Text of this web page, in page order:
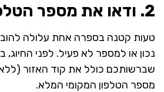
2. ודאו את מספר הטלפון המלא
טעות קטנה בספרה אחת עלולה
נכון או למספר לא פעיל. לפני
מספר הטלפון המקומי המלא.